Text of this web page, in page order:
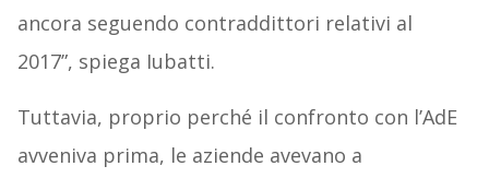
ancora seguendo contraddittori relativi al
2017”, spiega Iubatti.
Tuttavia, proprio perché il confronto con l’AdE
avveniva prima, le aziende avevano a